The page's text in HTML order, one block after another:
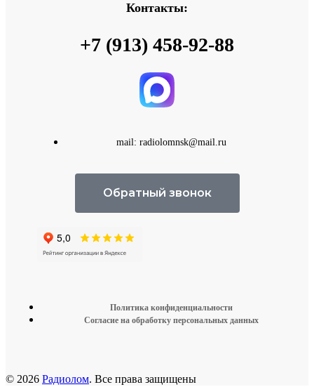
Контакты:
+7 (913) 458-92-88
mail: radiolomnsk@mail.ru
Обратный звонок
Политика конфиденциальности
Согласие на обработку персональных данных
© 2026 Радиолом. Все права защищены